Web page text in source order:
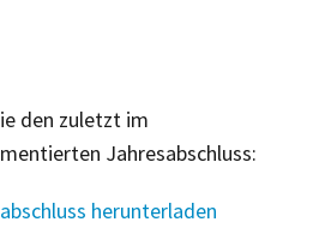
den zuletzt im
Jahresabschluss:
herunterladen